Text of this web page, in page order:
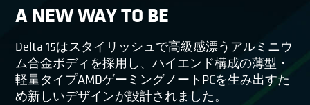
A NEW WAY TO BE
Delta 15はスタイリッシュで高級感漂うアルミニウ
ム合金ボディを採用し、ハイエンド構成の薄型・
軽量タイプAMDゲーミングノートPCを生み出すた
め新しいデザインが設計されました。